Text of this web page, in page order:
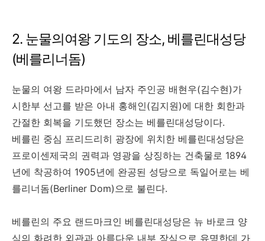
2. 눈물의여왕 기도의 장소, 베를린대성당
(베를리너돔)
눈물의 여왕 드라마에서 남자 주인공 배현우(김수현)가
시한부 선고를 받은 아내 홍해인(김지원)에 대한 회한과
간절한 회복을 기도했던 장소는 베를린대성당이다.
베를린 중심 프리드리히 광장에 위치한 베를린대성당은
프로이센제국의 권력과 영광을 상징하는 건축물로 1894
년에 착공하여 1905년에 완공된 성당으로 독일어로는 베
를리너돔(Berliner Dom)으로 불린다.
베를린의 주요 랜드마크인 베를린대성당은 뉴 바로크 양
식의 화려한 외관과 아름다운 내부 장식으로 유명한데 가